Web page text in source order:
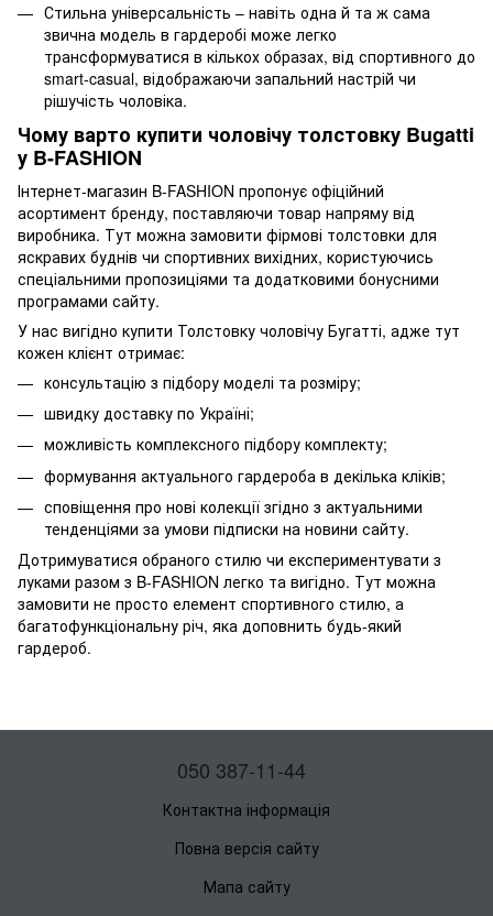
Стильна універсальність – навіть одна й та ж сама
звична модель в гардеробі може легко
трансформуватися в кількох образах, від спортивного до
smart-casual, відображаючи запальний настрій чи
рішучість чоловіка.
Чому варто купити чоловічу толстовку Bugatti
у B-FASHION
Інтернет-магазин B-FASHION пропонує офіційний
асортимент бренду, поставляючи товар напряму від
виробника. Тут можна замовити фірмові толстовки для
яскравих буднів чи спортивних вихідних, користуючись
спеціальними пропозиціями та додатковими бонусними
програмами сайту.
У нас вигідно купити Толстовку чоловічу Бугатті, адже тут
кожен клієнт отримає:
консультацію з підбору моделі та розміру;
швидку доставку по Україні;
можливість комплексного підбору комплекту;
формування актуального гардероба в декілька кліків;
сповіщення про нові колекції згідно з актуальними
тенденціями за умови підписки на новини сайту.
Дотримуватися обраного стилю чи експериментувати з
луками разом з B-FASHION легко та вигідно. Тут можна
замовити не просто елемент спортивного стилю, а
багатофункціональну річ, яка доповнить будь-який
гардероб.
050 387-11-44
Контактна інформація
Повна версія сайту
Мапа сайту